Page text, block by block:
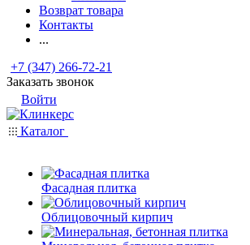
Возврат товара
Контакты
...
+7 (347) 266-72-21
Заказать звонок
Войти
Каталог
Фасадная плитка
Облицовочный кирпич